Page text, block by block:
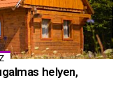
helyen,